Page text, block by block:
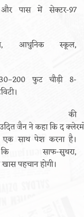
पास में सेक्टर-97
आधुनिक स्कूल,
फुट चौड़ी 8-
की
जैन ने कहा कि द
एक साथ पेश करना है।
सुथरा,
पहचान होगी।